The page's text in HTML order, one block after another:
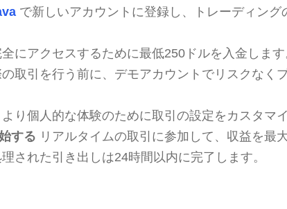
で新しいアカウントに登録し、トレーディング
にアクセスするために最低250ドルを入金します
取引を行う前に、デモアカウントでリスクなく
より個人的な体験のために取引の設定をカスタマ
する リアルタイムの取引に参加して、収益を最
された引き出しは24時間以内に完了します。